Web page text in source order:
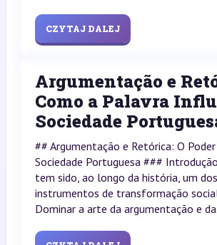
CZYTAJ DALEJ
Argumentação e
Como a Palavra
Sociedade
## Argumentação e Retórica: O
Sociedade Portuguesa ###
tem sido, ao longo da história, um
instrumentos de transformação
Dominar a arte da argumentação e